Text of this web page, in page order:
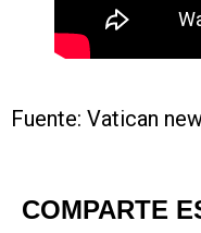
Fuente: Vatican
COMPARTE